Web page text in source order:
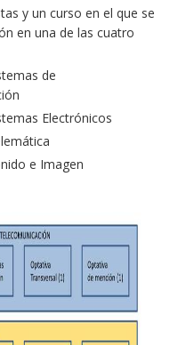
y un curso en el que se
en una de las cuatro
de
Electrónicos
e Imagen